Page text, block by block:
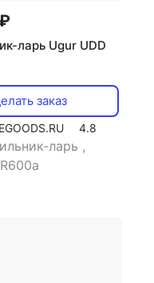
ларь Ugur UDD
заказ
4.8
ларь ,